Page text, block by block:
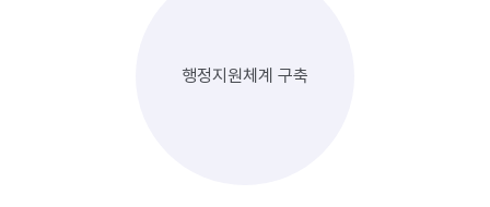
행정지원체계 구축